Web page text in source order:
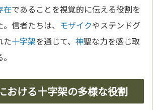
在であることを視覚的に伝える役割を
信者たちは、 モザイクやステンドグ
た十字架を通じて、神聖な力を感じ取
おける十字架の多様な役割